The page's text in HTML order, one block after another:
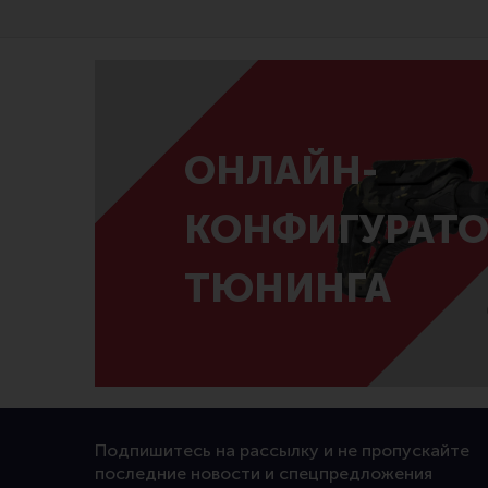
ОНЛАЙН-
ТЮНИНГА
Подпишитесь на рассылку и не пропускайте
последние новости и спецпредложения